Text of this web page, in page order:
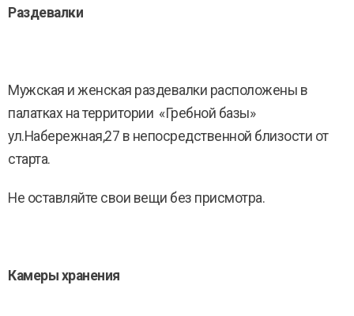
Раздевалки
Мужская и женская раздевалки расположены в
палатках на территории «Гребной базы»
ул.Набережная,27 в непосредственной близости от
старта.
Не оставляйте свои вещи без присмотра.
Камеры хранения